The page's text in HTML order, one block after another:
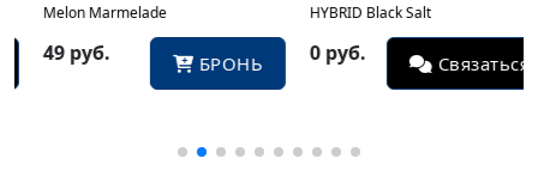
Melon Marmelade
49 руб. БРОНЬ
HYBRID Black Salt
0 руб. Связаться